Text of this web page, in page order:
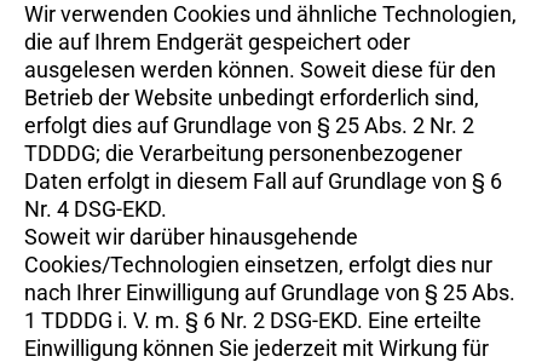
Wir verwenden Cookies und ähnliche Technologien,
die auf Ihrem Endgerät gespeichert oder
ausgelesen werden können. Soweit diese für den
Betrieb der Website unbedingt erforderlich sind,
erfolgt dies auf Grundlage von § 25 Abs. 2 Nr. 2
TDDDG; die Verarbeitung personenbezogener
Daten erfolgt in diesem Fall auf Grundlage von § 6
Nr. 4 DSG-EKD.
Soweit wir darüber hinausgehende
Cookies/Technologien einsetzen, erfolgt dies nur
nach Ihrer Einwilligung auf Grundlage von § 25 Abs.
1 TDDDG i. V. m. § 6 Nr. 2 DSG-EKD. Eine erteilte
Einwilligung können Sie jederzeit mit Wirkung für